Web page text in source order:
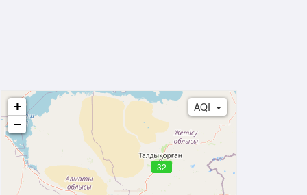
AQI
32
+
−